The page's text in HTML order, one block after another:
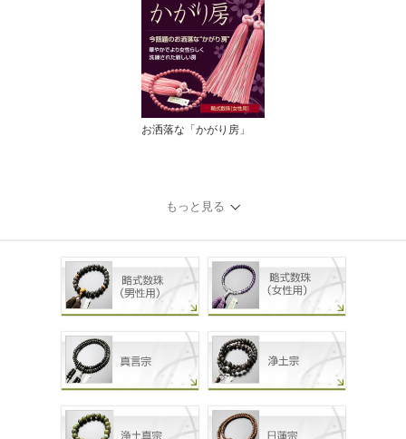
お洒落な「かがり房」
もっと見る